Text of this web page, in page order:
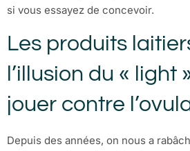
si vous essayez de concevoir.
Les produits
l’illusion du « light
jouer contre
Depuis des années, on nous a